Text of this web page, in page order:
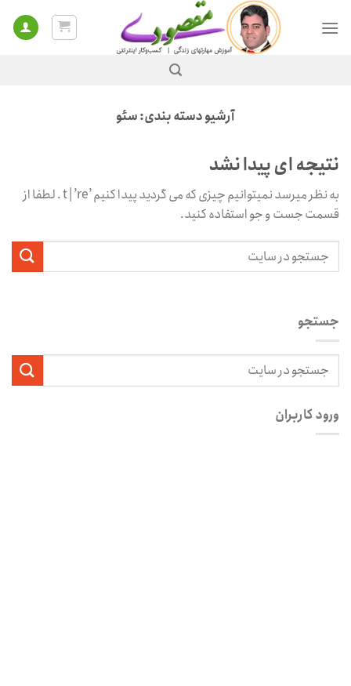
آرشیو دسته بندی:سئو
نتیجه ای پیدا نشد
به نظر میرسد نمیتوانیم چیزی که می گردید پیدا کنیم ’t | ’re . لطفا از
قسمت جست و جو استفاده کنید.
جستجو
ورود کاربران